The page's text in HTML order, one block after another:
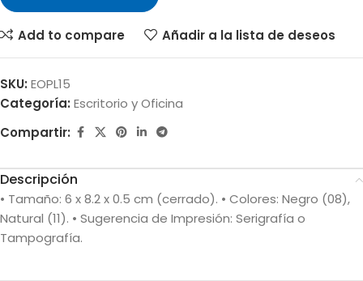
Add to compare Añadir a la lista de deseos
SKU: EOPL15
Categoría: Escritorio y Oficina
Compartir:
Descripción
• Tamaño: 6 x 8.2 x 0.5 cm (cerrado). • Colores: Negro (08),
Natural (11). • Sugerencia de Impresión: Serigrafía o
Tampografía.